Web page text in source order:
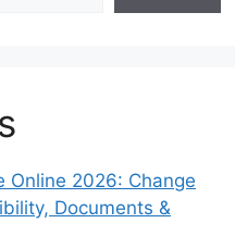
2026: Change
Documents &